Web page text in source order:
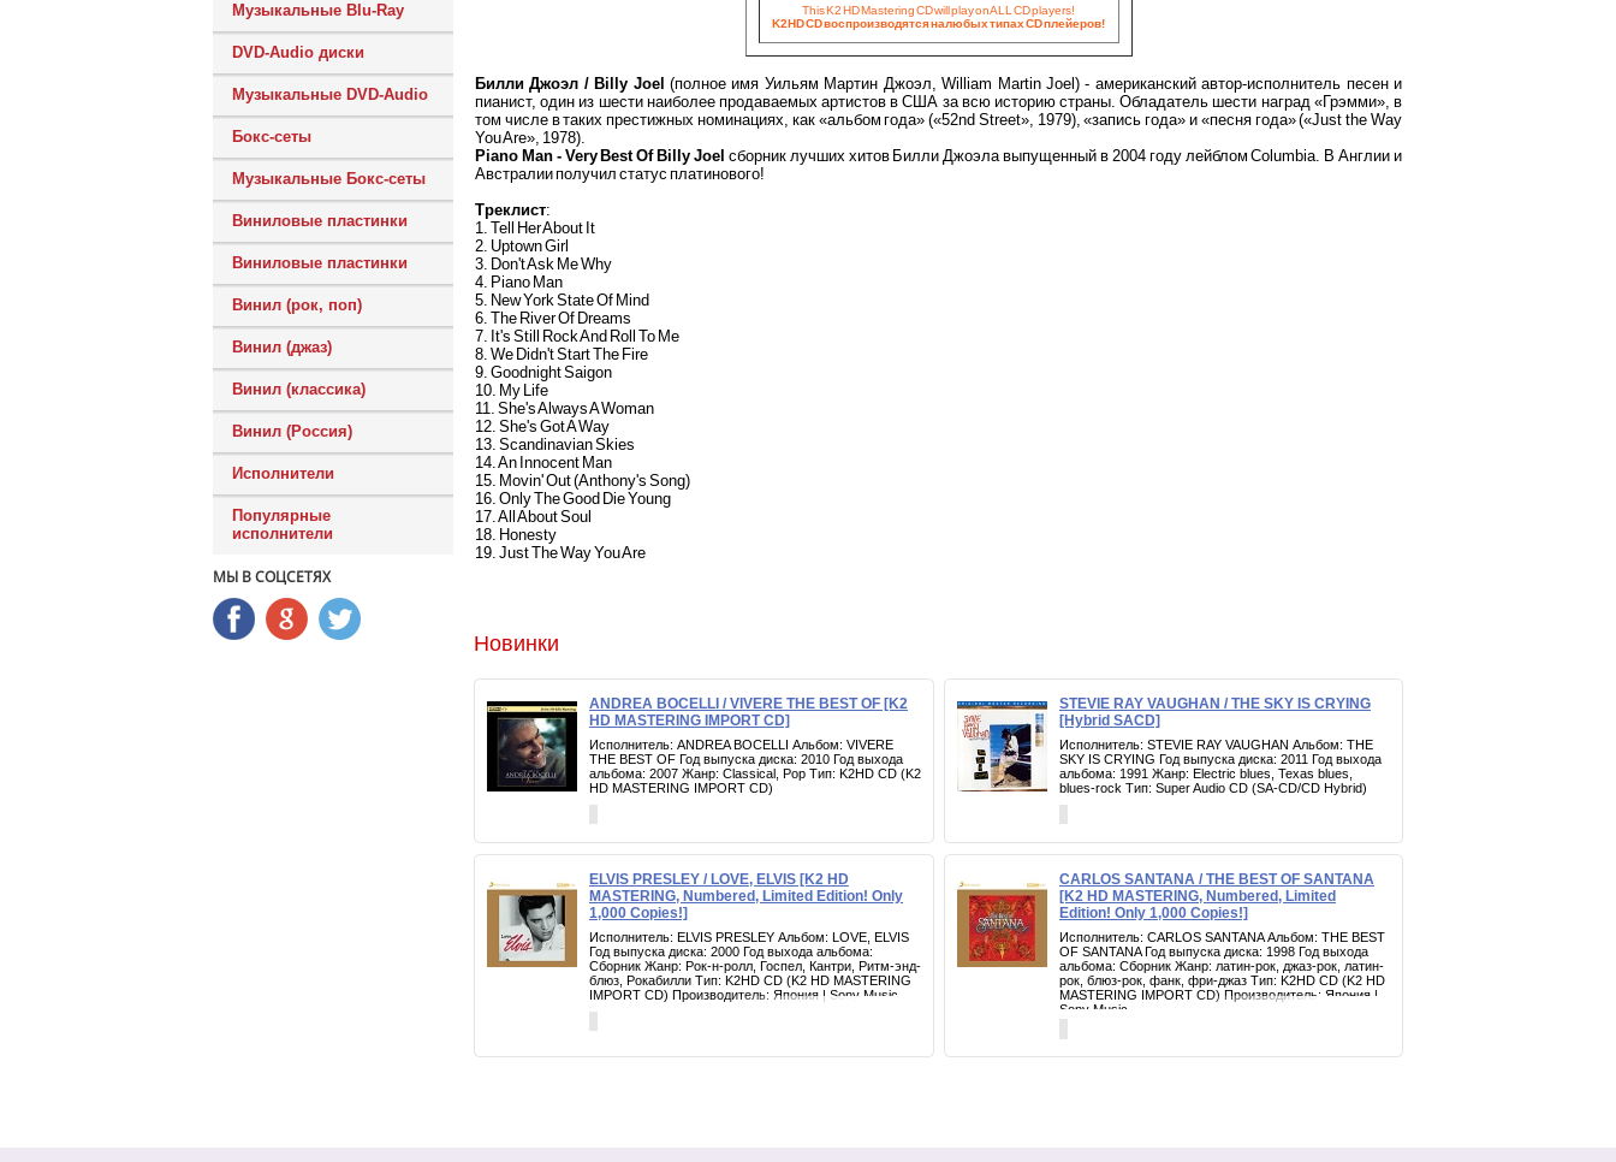
Музыкальные Blu-Ray
DVD-Audio диски
Музыкальные DVD-Audio
Бокс-сеты
Музыкальные Бокс-сеты
Виниловые пластинки
Виниловые пластинки
Винил (рок, поп)
Винил (джаз)
Винил (классика)
Винил (Россия)
Исполнители
Популярные
исполнители
МЫ В СОЦСЕТЯХ
This K2 HD Mastering CD will play on ALL CD players!
K2HD CD воспроизводятся на любых типах CD плейеров!
Билли Джоэл / Billy Joel (полное имя Уильям Мартин Джоэл, William Martin Joel) - американский автор-исполнитель песен и
пианист, один из шести наиболее продаваемых артистов в США за всю историю страны. Обладатель шести наград «Грэмми», в
том числе в таких престижных номинациях, как «альбом года» («52nd Street», 1979), «запись года» и «песня года» («Just the Way
You Are», 1978).
Piano Man - Very Best Of Billy Joel сборник лучших хитов Билли Джоэла выпущенный в 2004 году лейблом Columbia. В Англии и
Австралии получил статус платинового!
Треклист:
1. Tell Her About It
2. Uptown Girl
3. Don't Ask Me Why
4. Piano Man
5. New York State Of Mind
6. The River Of Dreams
7. It's Still Rock And Roll To Me
8. We Didn't Start The Fire
9. Goodnight Saigon
10. My Life
11. She's Always A Woman
12. She's Got A Way
13. Scandinavian Skies
14. An Innocent Man
15. Movin' Out (Anthony's Song)
16. Only The Good Die Young
17. All About Soul
18. Honesty
19. Just The Way You Are
Новинки
ANDREA BOCELLI / VIVERE THE BEST OF [K2
HD MASTERING IMPORT CD]
Исполнитель: ANDREA BOCELLI Альбом: VIVERE
THE BEST OF Год выпуска диска: 2010 Год выхода
альбома: 2007 Жанр: Classical, Pop Тип: K2HD CD (K2
HD MASTERING IMPORT CD)
STEVIE RAY VAUGHAN / THE SKY IS CRYING
[Hybrid SACD]
Исполнитель: STEVIE RAY VAUGHAN Альбом: THE
SKY IS CRYING Год выпуска диска: 2011 Год выхода
альбома: 1991 Жанр: Electric blues, Texas blues,
blues-rock Тип: Super Audio CD (SA-CD/CD Hybrid)
ELVIS PRESLEY / LOVE, ELVIS [K2 HD
MASTERING, Numbered, Limited Edition! Only
1,000 Copies!]
Исполнитель: ELVIS PRESLEY Альбом: LOVE, ELVIS
Год выпуска диска: 2000 Год выхода альбома:
Сборник Жанр: Рок-н-ролл, Госпел, Кантри, Ритм-энд-
блюз, Рокабилли Тип: K2HD CD (K2 HD MASTERING
IMPORT CD) Производитель: Япония | Sony Music
CARLOS SANTANA / THE BEST OF SANTANA
[K2 HD MASTERING, Numbered, Limited
Edition! Only 1,000 Copies!]
Исполнитель: CARLOS SANTANA Альбом: THE BEST
OF SANTANA Год выпуска диска: 1998 Год выхода
альбома: Сборник Жанр: латин-рок, джаз-рок, латин-
рок, блюз-рок, фанк, фри-джаз Тип: K2HD CD (K2 HD
MASTERING IMPORT CD) Производитель: Япония |
Sony Music